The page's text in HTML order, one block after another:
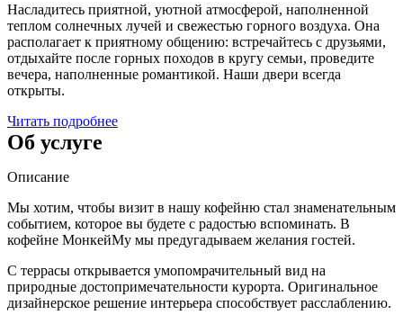
Насладитесь приятной, уютной атмосферой, наполненной
теплом солнечных лучей и свежестью горного воздуха. Она
располагает к приятному общению: встречайтесь с друзьями,
отдыхайте после горных походов в кругу семьи, проведите
вечера, наполненные романтикой. Наши двери всегда
открыты.
Читать подробнее
Об услуге
Описание
Мы хотим, чтобы визит в нашу кофейню стал знаменательным
событием, которое вы будете с радостью вспоминать. В
кофейне МонкейМу мы предугадываем желания гостей.
С террасы открывается умопомрачительный вид на
природные достопримечательности курорта. Оригинальное
дизайнерское решение интерьера способствует расслаблению.